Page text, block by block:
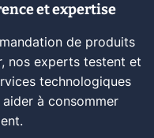
et expertise
de produits
nos experts testent et
technologiques
à consommer